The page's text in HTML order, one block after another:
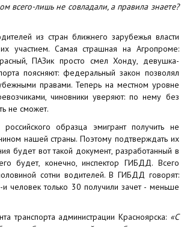
всего-лишь не совладали, а правила знаете?
из стран ближнего зарубежья власти
участием. Самая страшная на Агропроме:
ПАЗик просто смел Хонду, девушка-
поясняют: федеральный закон позволял
правами. Теперь на местном уровне
чиновники уверяют: по нему без
не сможет.
образца эмигрант получить не
нашей страны. Поэтому подтверждать их
будет вот такой документ, разработанный в
будет, конечно, инспектор ГИБДД. Всего
сотни водителей. В ГИБДД говорят:
человек только 30 получили зачет - меньше
транспорта администрации Красноярска: «С